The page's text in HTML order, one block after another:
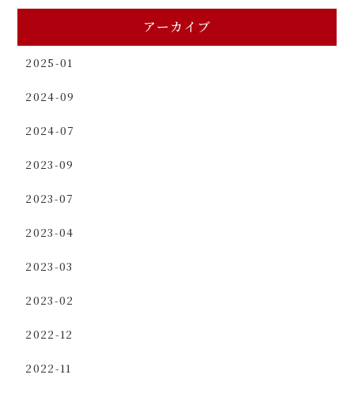
アーカイブ
2025-01
2024-09
2024-07
2023-09
2023-07
2023-04
2023-03
2023-02
2022-12
2022-11